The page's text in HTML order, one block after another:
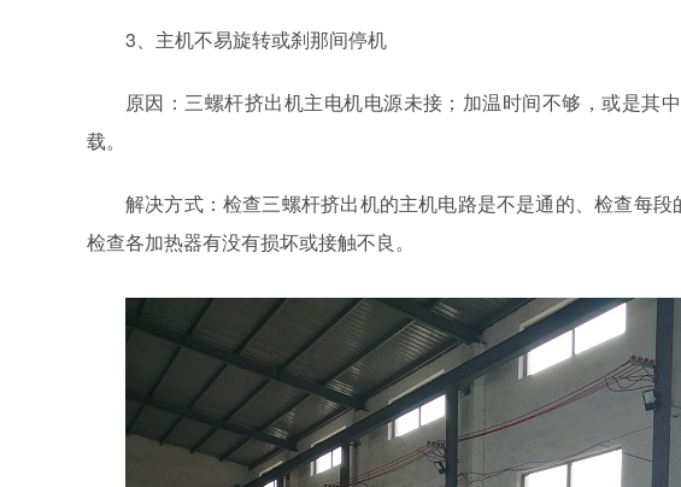
3、主机不易旋转或刹那间停机
原因：三螺杆挤出机主电机电源未接；加温时间不够，或是其
载。
解决方式：检查三螺杆挤出机的主机电路是不是通的、检查每
检查各加热器有没有损坏或接触不良。